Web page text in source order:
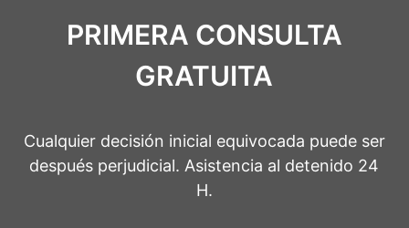
PRIMERA CONSULTA
GRATUITA
Cualquier decisión inicial equivocada puede ser
después perjudicial. Asistencia al detenido 24
H.